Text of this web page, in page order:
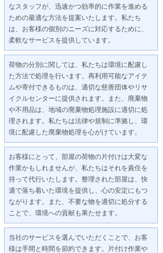
なスタッフが、迅速かつ効率的に作業を進める
ための最適な方法を提案いたします。私たち
は、お客様の個別のニーズに対応するために、
柔軟なサービスを提供しています。
荷物の分別に関しては、私たちは環境に配慮し
た方法で処理を行います。再利用可能なアイテ
ムや寄付できるものは、適切な慈善団体やリサ
イクルセンターに提供されます。また、廃棄物
や不用品は、地域の廃棄物処理施設に適切に処
理されます。私たちは法律や規制に準拠し、環
境に配慮した廃棄物処理を心がけています。
お客様にとって、部屋の荷物の片付けは大変な
作業かもしれませんが、私たちはそれを責任を
持って代行いたします。整理された部屋は、快
適で落ち着いた環境を提供し、心の安定にもつ
ながります。また、不要な物を適切に処分する
ことで、環境への貢献も果たせます。
当社のサービスを選んでいただくことで、お客
様は手間と時間を節約できます。片付け作業や